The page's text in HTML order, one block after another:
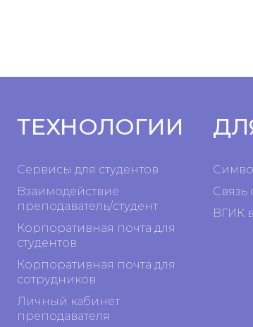
ТЕХНОЛОГИИ
Сервисы для студентов
Взаимодействие
преподаватель/студент
Корпоративная почта для
студентов
Корпоративная почта для
сотрудников
Личный кабинет
преподавателя
Связь
ВГИК